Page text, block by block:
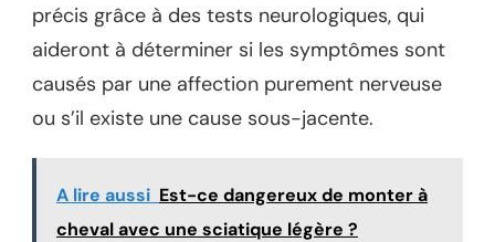
précis grâce à des tests neurologiques, qui
aideront à déterminer si les symptômes sont
causés par une affection purement nerveuse
ou s’il existe une cause sous-jacente.
A lire aussi Est-ce dangereux de monter à
cheval avec une sciatique légère ?